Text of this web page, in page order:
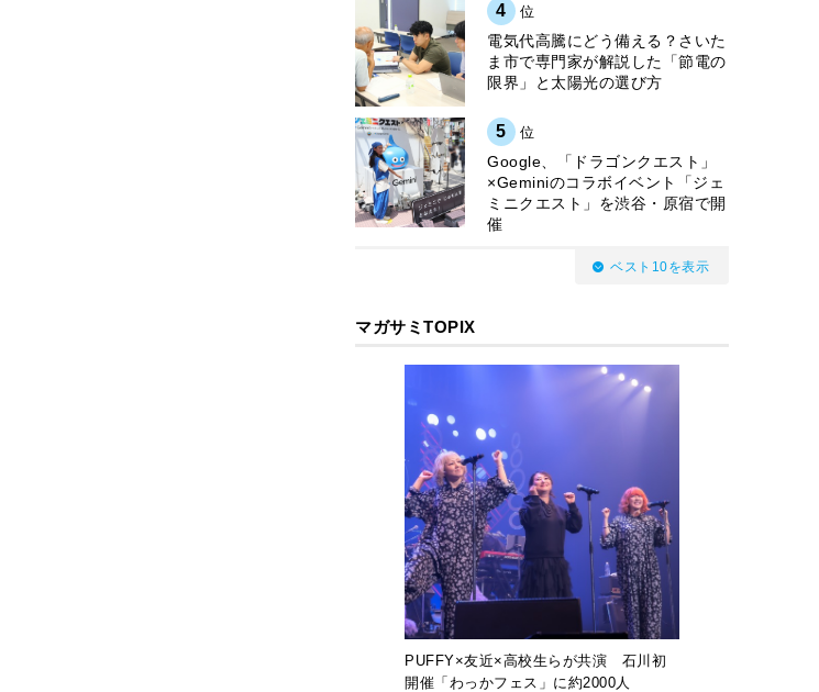
4 位
電気代高騰にどう備える？さいた
ま市で専門家が解説した「節電の
限界」と太陽光の選び方
5 位
Google、「ドラゴンクエスト」
×Geminiのコラボイベント「ジェ
ミニクエスト」を渋谷・原宿で開
催
ベスト10を表示
マガサミTOPIX
PUFFY×友近×高校生らが共演 石川初
開催「わっかフェス」に約2000人